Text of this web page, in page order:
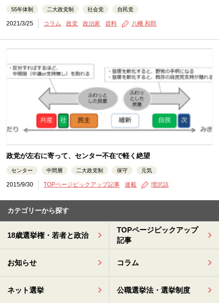
55年体制 二大政党制 社会党 自民党
2021/3/25 コラム 政党 政治家 資料 八幡 和郎
政党が左右に寄って、センター不在で軽く絶望
センター 中間層 二大政党制 保守 元気
2015/9/30 TOPページピックアップ記事 連載 増沢諒
カテゴリーから探す
18歳選挙権・若者と政治
TOPページピックアップ
記事
お知らせ コラム
ネット選挙 公職選挙法・選挙制度